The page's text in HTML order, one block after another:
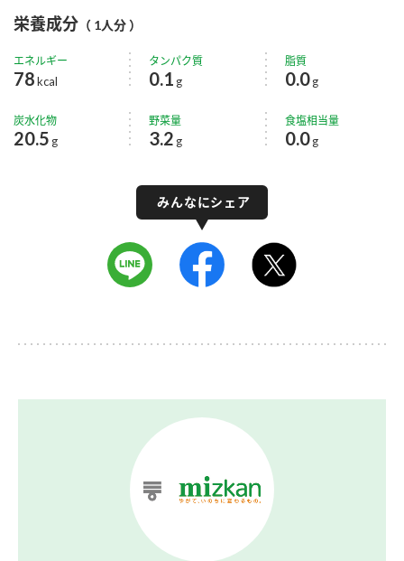
栄養成分 （ 1人分 ）
エネルギー
78kcal
タンパク質
0.1 g
脂質
0.0 g
炭水化物
20.5 g
野菜量
3.2 g
食塩相当量
0.0 g